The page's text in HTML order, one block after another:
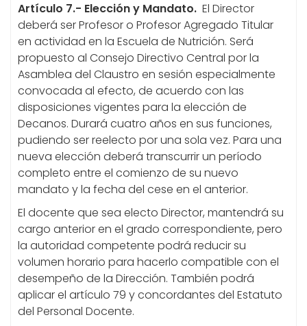
Artículo 7.- Elección y Mandato. El Director
deberá ser Profesor o Profesor Agregado Titular
en actividad en la Escuela de Nutrición. Será
propuesto al Consejo Directivo Central por la
Asamblea del Claustro en sesión especialmente
convocada al efecto, de acuerdo con las
disposiciones vigentes para la elección de
Decanos. Durará cuatro años en sus funciones,
pudiendo ser reelecto por una sola vez. Para una
nueva elección deberá transcurrir un período
completo entre el comienzo de su nuevo
mandato y la fecha del cese en el anterior.
El docente que sea electo Director, mantendrá su
cargo anterior en el grado correspondiente, pero
la autoridad competente podrá reducir su
volumen horario para hacerlo compatible con el
desempeño de la Dirección. También podrá
aplicar el artículo 79 y concordantes del Estatuto
del Personal Docente.